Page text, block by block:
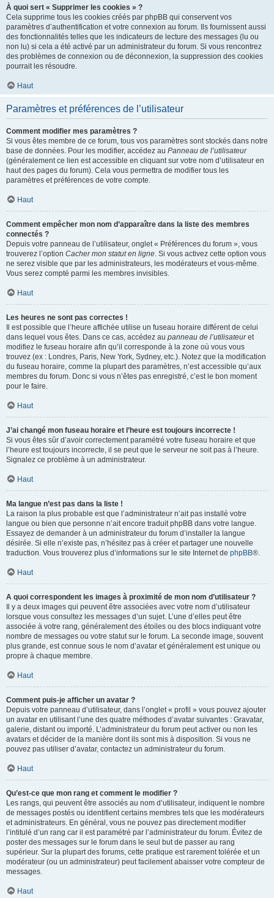
À quoi sert « Supprimer les cookies » ?
Cela supprime tous les cookies créés par phpBB qui conservent vos
paramètres d’authentification et votre connexion au forum. Ils fournissent aussi
des fonctionnalités telles que les indicateurs de lecture des messages (lu ou
non lu) si cela a été activé par un administrateur du forum. Si vous rencontrez
des problèmes de connexion ou de déconnexion, la suppression des cookies
pourrait les résoudre.
Haut
Paramètres et préférences de l’utilisateur
Comment modifier mes paramètres ?
Si vous êtes membre de ce forum, tous vos paramètres sont stockés dans notre
base de données. Pour les modifier, accédez au Panneau de l’utilisateur
(généralement ce lien est accessible en cliquant sur votre nom d’utilisateur en
haut des pages du forum). Cela vous permettra de modifier tous les
paramètres et préférences de votre compte.
Haut
Comment empêcher mon nom d’apparaître dans la liste des membres
connectés ?
Depuis votre panneau de l’utilisateur, onglet « Préférences du forum », vous
trouverez l’option Cacher mon statut en ligne. Si vous activez cette option vous
ne serez visible que par les administrateurs, les modérateurs et vous-même.
Vous serez compté parmi les membres invisibles.
Haut
Les heures ne sont pas correctes !
Il est possible que l’heure affichée utilise un fuseau horaire différent de celui
dans lequel vous êtes. Dans ce cas, accédez au panneau de l’utilisateuret
modifiez le fuseau horaire afin qu’il corresponde à la zone où vous vous
trouvez (ex : Londres, Paris, New York, Sydney, etc.). Notez que la modification
du fuseau horaire, comme la plupart des paramètres, n’est accessible qu’aux
membres du forum. Donc si vous n’êtes pas enregistré, c’est le bon moment
pour le faire.
Haut
J’ai changé mon fuseau horaire et l’heure est toujours incorrecte !
Si vous êtes sûr d’avoir correctement paramétré votre fuseau horaire et que
l’heure est toujours incorrecte, il se peut que le serveur ne soit pas à l’heure.
Signalez ce problème à un administrateur.
Haut
Ma langue n’est pas dans la liste !
La raison la plus probable est que l’administrateur n’ait pas installé votre
langue ou bien que personne n’ait encore traduit phpBB dans votre langue.
Essayez de demander à un administrateur du forum d’installer la langue
désirée. Si elle n’existe pas, n’hésitez pas à créer et partager une nouvelle
traduction. Vous trouverez plus d’informations sur le site Internet de phpBB®.
Haut
A quoi correspondent les images à proximité de mon nom d’utilisateur ?
Il y a deux images qui peuvent être associées avec votre nom d’utilisateur
lorsque vous consultez les messages d’un sujet. L’une d’elles peut être
associée à votre rang, généralement des étoiles ou des blocs indiquant votre
nombre de messages ou votre statut sur le forum. La seconde image, souvent
plus grande, est connue sous le nom d’avatar et généralement est unique ou
propre à chaque membre.
Haut
Comment puis-je afficher un avatar ?
Depuis votre panneau d’utilisateur, dans l’onglet « profil » vous pouvez ajouter
un avatar en utilisant l’une des quatre méthodes d’avatar suivantes : Gravatar,
galerie, distant ou importé. L’administrateur du forum peut activer ou non les
avatars et décider de la manière dont ils sont mis à disposition. Si vous ne
pouvez pas utiliser d’avatar, contactez un administrateur du forum.
Haut
Qu’est-ce que mon rang et comment le modifier ?
Les rangs, qui peuvent être associés au nom d’utilisateur, indiquent le nombre
de messages postés ou identifient certains membres tels que les modérateurs
et administrateurs. En général, vous ne pouvez pas directement modifier
l’intitulé d’un rang car il est paramétré par l’administrateur du forum. Évitez de
poster des messages sur le forum dans le seul but de passer au rang
supérieur. Sur la plupart des forums, cette pratique est rarement tolérée et un
modérateur (ou un administrateur) peut facilement abaisser votre compteur de
messages.
Haut